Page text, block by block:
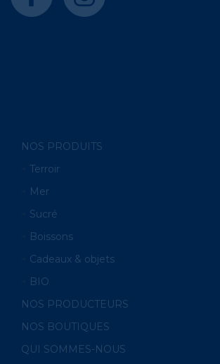
NOS PRODUITS
Terroir
Mer
Sucré
Boissons
Cadeaux & objets
BIO
NOS PRODUCTEURS
NOS BOUTIQUES
QUI SOMMES-NOUS